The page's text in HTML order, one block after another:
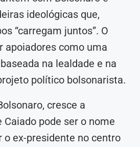
ideológicas que,
“carregam juntos”. O
apoiadores como uma
na lealdade e na
político bolsonarista.
cresce a
Caiado pode ser o nome
o ex-presidente no centro